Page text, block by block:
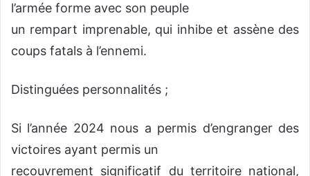
l’armée forme avec son peuple
un rempart imprenable, qui inhibe et assène des
coups fatals à l’ennemi.
Distinguées personnalités ;
Si l’année 2024 nous a permis d’engranger des
victoires ayant permis un
recouvrement significatif du territoire national,